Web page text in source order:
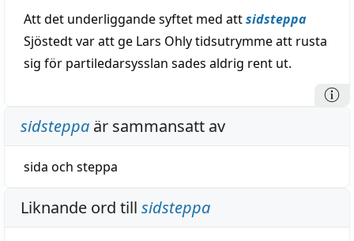
Att det underliggande syftet med attsidsteppa
Sjöstedt var att ge Lars Ohly tidsutrymme att rusta
sig för partiledarsysslan sades aldrig rent ut.
sidsteppa är sammansatt av
sida och steppa
Liknande ord till sidsteppa